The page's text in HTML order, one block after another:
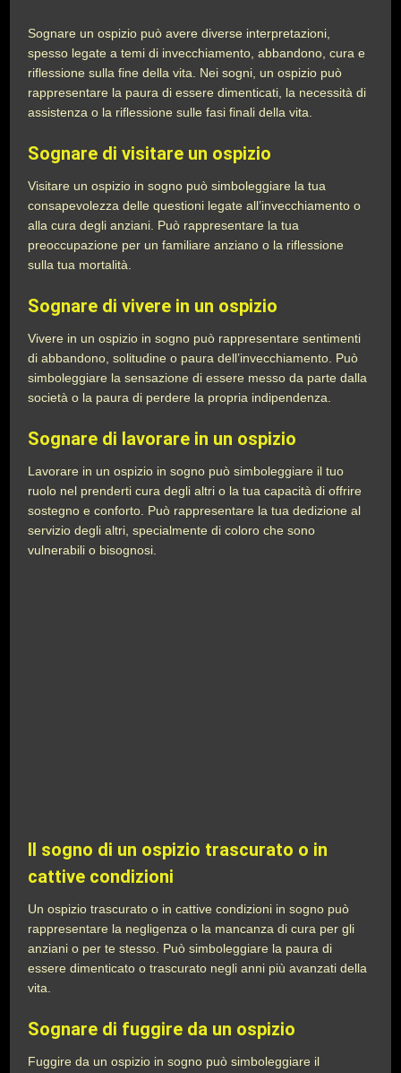
Sognare un ospizio può avere diverse interpretazioni,
spesso legate a temi di invecchiamento, abbandono, cura e
riflessione sulla fine della vita. Nei sogni, un ospizio può
rappresentare la paura di essere dimenticati, la necessità di
assistenza o la riflessione sulle fasi finali della vita.
Sognare di visitare un ospizio
Visitare un ospizio in sogno può simboleggiare la tua
consapevolezza delle questioni legate all’invecchiamento o
alla cura degli anziani. Può rappresentare la tua
preoccupazione per un familiare anziano o la riflessione
sulla tua mortalità.
Sognare di vivere in un ospizio
Vivere in un ospizio in sogno può rappresentare sentimenti
di abbandono, solitudine o paura dell’invecchiamento. Può
simboleggiare la sensazione di essere messo da parte dalla
società o la paura di perdere la propria indipendenza.
Sognare di lavorare in un ospizio
Lavorare in un ospizio in sogno può simboleggiare il tuo
ruolo nel prenderti cura degli altri o la tua capacità di offrire
sostegno e conforto. Può rappresentare la tua dedizione al
servizio degli altri, specialmente di coloro che sono
vulnerabili o bisognosi.
Il sogno di un ospizio trascurato o in
cattive condizioni
Un ospizio trascurato o in cattive condizioni in sogno può
rappresentare la negligenza o la mancanza di cura per gli
anziani o per te stesso. Può simboleggiare la paura di
essere dimenticato o trascurato negli anni più avanzati della
vita.
Sognare di fuggire da un ospizio
Fuggire da un ospizio in sogno può simboleggiare il